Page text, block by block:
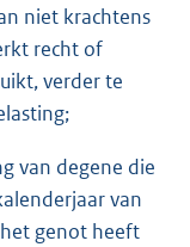
niet krachtens
recht of
verder te
van degene die
van
genot heeft